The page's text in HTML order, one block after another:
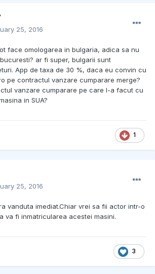
25, 2016
face omologarea in bulgaria, adica sa nu
ar fi super, bulgarii sunt
App de taxa de 30 %, daca eu convin cu
pe contractul vanzare cumparare merge?
vanzare cumparare pe care l-a facut cu
in SUA?
1
25, 2016
vanduta imediat.Chiar vrei sa fii actor intr-o
va fi inmatricularea acestei masini.
3